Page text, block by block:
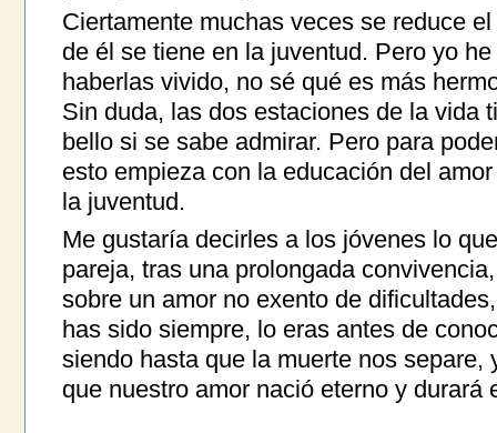
Ciertamente muchas veces se reduce
de él se tiene en la juventud. Pero yo
haberlas vivido, no sé qué es más
Sin duda, las dos estaciones de la vida
bello si se sabe admirar. Pero para
esto empieza con la educación del
la juventud.
Me gustaría decirles a los jóvenes lo
pareja, tras una prolongada
sobre un amor no exento de
has sido siempre, lo eras antes de
siendo hasta que la muerte nos separe,
que nuestro amor nació eterno y durará